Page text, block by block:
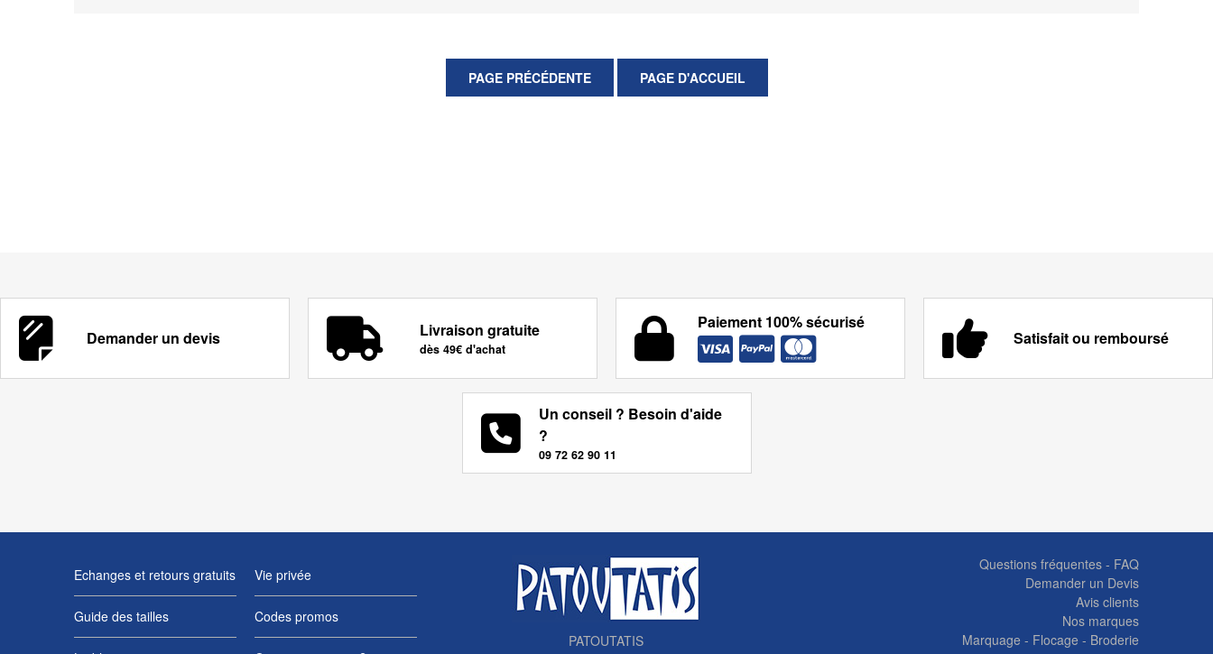
Demander un devis Livraison gratuite
dès 49€ d'achat
Paiement 100% sécurisé
Satisfait ou remboursé
Un conseil ? Besoin d'aide
?
09 72 62 90 11
Echanges et retours gratuits Vie privée
Guide des tailles Codes promos
PATOUTATIS
Questions fréquentes - FAQ
Demander un Devis
Avis clients
Nos marques
Marquage - Flocage - Broderie